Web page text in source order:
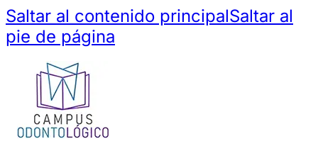
Saltar al contenido principalSaltar al
pie de página